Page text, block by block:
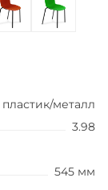
пластик/металл
3.98
545 мм